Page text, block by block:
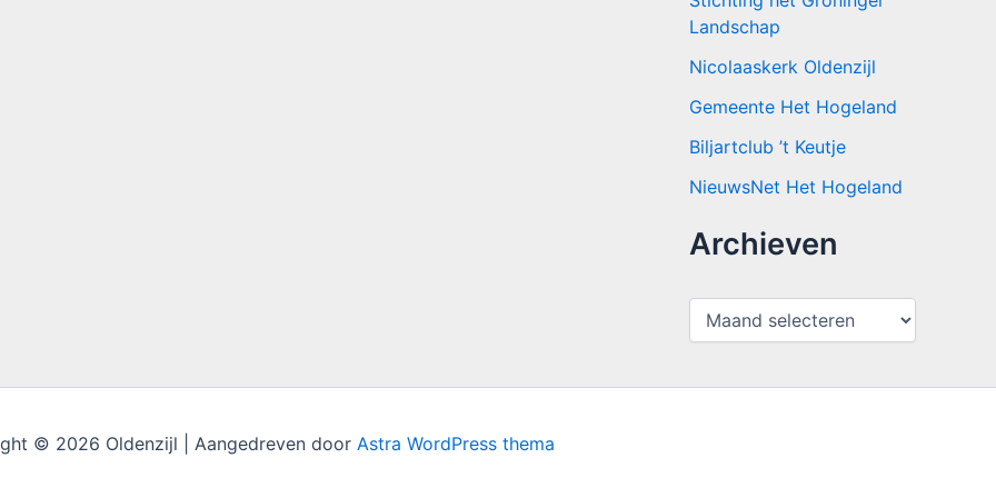
Landschap
Nicolaaskerk Oldenzijl
Gemeente Het Hogeland
Biljartclub ’t Keutje
NieuwsNet Het Hogeland
Archieven
A
© 2026 Oldenzijl | Aangedreven door Astra WordPress thema